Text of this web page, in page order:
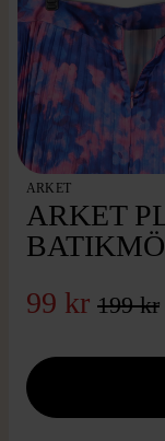
ARKET
ARKET
99 kr 199 kr